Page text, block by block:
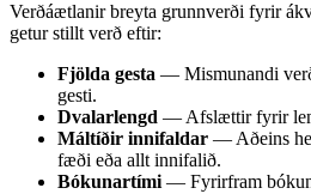
Verðáætlanir breyta grunnverði fyrir
getur stillt verð eftir:
Fjölda gesta — Mismunandi
gesti.
Dvalarlengd — Afslættir fyrir
Máltíðir innifaldar — Aðeins
fæði eða allt innifalið.
Bókunartími — Fyrirfram bókun